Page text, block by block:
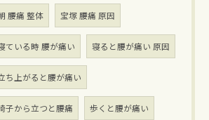
腰痛 整体 宝塚 腰痛 原因
ている時 腰が痛い 寝ると腰が痛い 原因
ち上がると腰が痛い
子から立つと腰痛 歩くと腰が痛い